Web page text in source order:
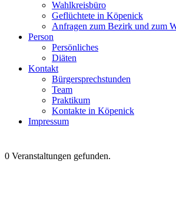
Wahlkreisbüro
Geflüchtete in Köpenick
Anfragen zum Bezirk und zum
Person
Persönliches
Diäten
Kontakt
Bürgersprechstunden
Team
Praktikum
Kontakte in Köpenick
Impressum
0 Veranstaltungen gefunden.